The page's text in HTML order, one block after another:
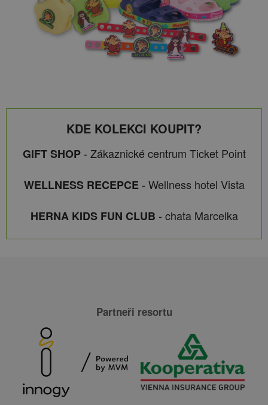
KDE KOLEKCI KOUPIT?
GIFT SHOP- Zákaznické centrum Ticket Point
WELLNESS RECEPCE - Wellness hotel Vista
HERNA KIDS FUN CLUB - chata Marcelka
Partneři resortu